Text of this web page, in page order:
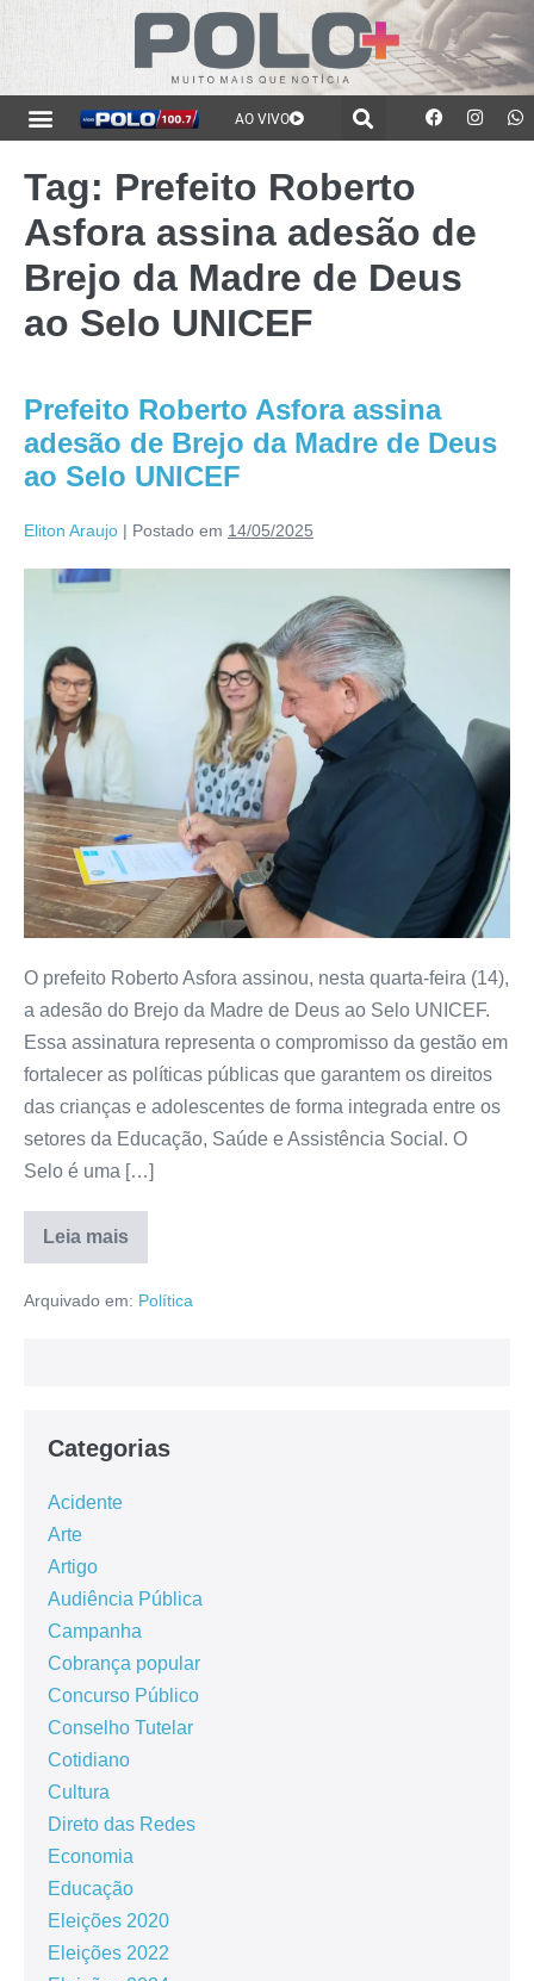
AO VIVO
Tag: Prefeito Roberto
Asfora assina adesão de
Brejo da Madre de Deus
ao Selo UNICEF
Prefeito Roberto Asfora assina
adesão de Brejo da Madre de Deus
ao Selo UNICEF
Eliton Araujo | Postado em 14/05/2025
O prefeito Roberto Asfora assinou, nesta quarta-feira (14),
a adesão do Brejo da Madre de Deus ao Selo UNICEF.
Essa assinatura representa o compromisso da gestão em
fortalecer as políticas públicas que garantem os direitos
das crianças e adolescentes de forma integrada entre os
setores da Educação, Saúde e Assistência Social. O
Selo é uma […]
Leia mais
Arquivado em: Política
Categorias
Acidente
Arte
Artigo
Audiência Pública
Campanha
Cobrança popular
Concurso Público
Conselho Tutelar
Cotidiano
Cultura
Direto das Redes
Economia
Educação
Eleições 2020
Eleições 2022